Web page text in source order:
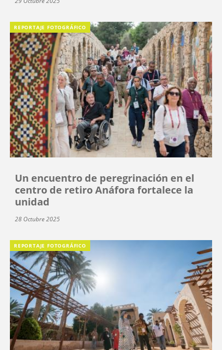
REPORTAJE FOTOGRÁFICO
Un encuentro de peregrinación en el
centro de retiro Anáfora fortalece la
unidad
28 Octubre 2025
REPORTAJE FOTOGRÁFICO